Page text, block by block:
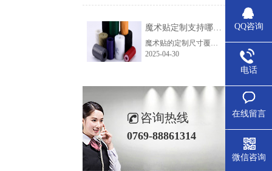
魔术贴定制支持哪些尺寸，不同行业如何选择合适规格？
魔术贴的定制尺寸覆盖5mm至180mm宽度和任意长度，并支持异形切割和特殊材质。具体选择需结合应用场景、负荷需求及供应商能力。建议直接联系厂家提供详细参数，以获取精准报价和交货周期。
2025-04-30
咨询热线
0769-88861314
QQ咨询
电话
在线留言
微信咨询